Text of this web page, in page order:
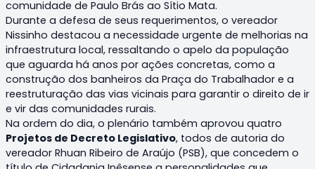
comunidade de Paulo Brás ao Sítio Mata.
Durante a defesa de seus requerimentos, o vereador
Nissinho destacou a necessidade urgente de melhorias na
infraestrutura local, ressaltando o apelo da população
que aguarda há anos por ações concretas, como a
construção dos banheiros da Praça do Trabalhador e a
reestruturação das vias vicinais para garantir o direito de ir
e vir das comunidades rurais.
Na ordem do dia, o plenário também aprovou quatro
Projetos de Decreto Legislativo, todos de autoria do
vereador Rhuan Ribeiro de Araújo (PSB), que concedem o